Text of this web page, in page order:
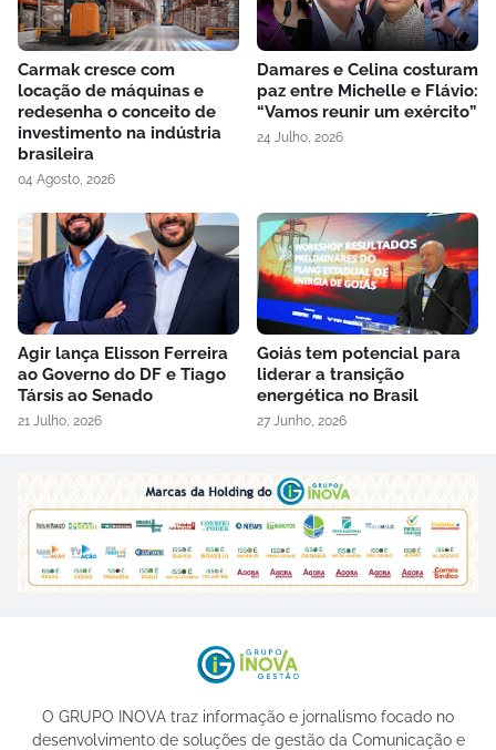
Carmak cresce com
locação de máquinas e
redesenha o conceito de
investimento na indústria
brasileira
04 Agosto, 2026
Damares e Celina costuram
paz entre Michelle e Flávio:
“Vamos reunir um exército”
24 Julho, 2026
Agir lança Elisson Ferreira
ao Governo do DF e Tiago
Társis ao Senado
21 Julho, 2026
Goiás tem potencial para
liderar a transição
energética no Brasil
27 Junho, 2026
O GRUPO INOVA traz informação e jornalismo focado no
desenvolvimento de soluções de gestão da Comunicação e